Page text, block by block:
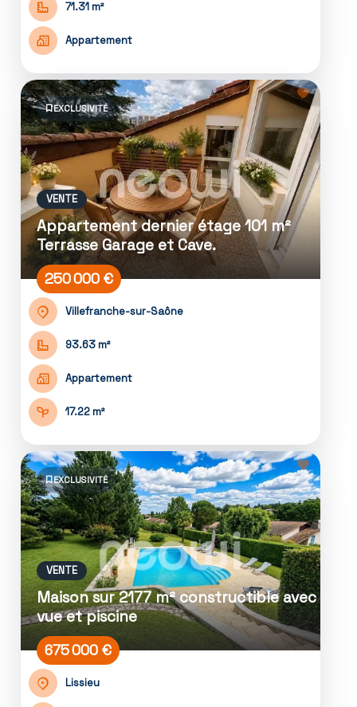
71.31 m²
Appartement
VENTE
Appartement dernier étage 101 m²
Terrasse Garage et Cave.
250 000 €
Villefranche-sur-Saône
93.63 m²
Appartement
17.22 m²
EXCLUSIVITÉ
VENTE
Maison sur 2177 m² constructible avec
vue et piscine
675 000 €
Lissieu
EXCLUSIVITÉ